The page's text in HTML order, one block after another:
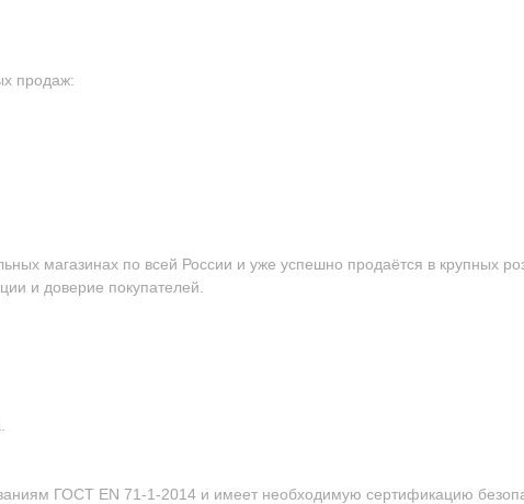
продаж:
магазинах по всей России и уже успешно продаётся в крупных
и доверие покупателей.
ГОСТ EN 71-1-2014 и имеет необходимую сертификацию